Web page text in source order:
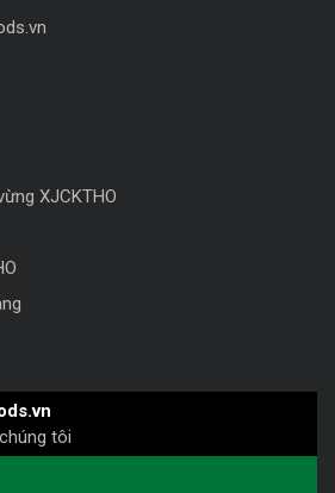
XJCKTHO
tôi